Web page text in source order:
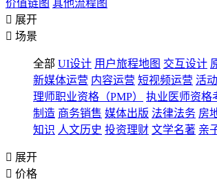
价值链图 其他流程图
 展开
 场景
全部 UI设计 用户旅程地图 交互设计
新媒体运营 内容运营 短视频运营 活
理师职业资格（PMP）
执业医师资格
制造 商务销售 媒体出版 法律法务 房
知识 人文历史 投资理财 文学名著 亲
 展开
 价格